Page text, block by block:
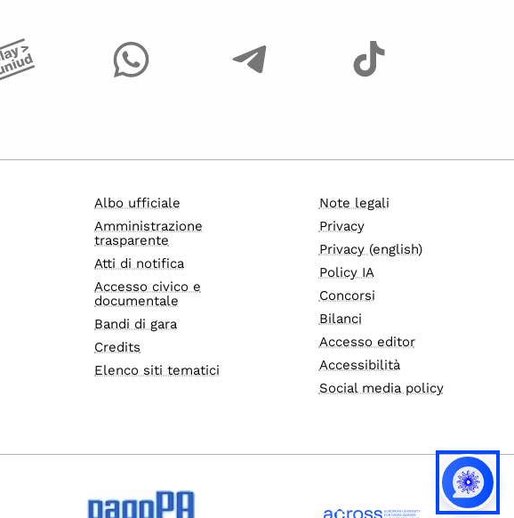
Albo ufficiale
Amministrazione
trasparente
Atti di notifica
Accesso civico e
documentale
Bandi di gara
Credits
Elenco siti tematici
Note legali
Privacy
Privacy (english)
Policy IA
Concorsi
Bilanci
Accesso editor
Accessibilità
Social media policy